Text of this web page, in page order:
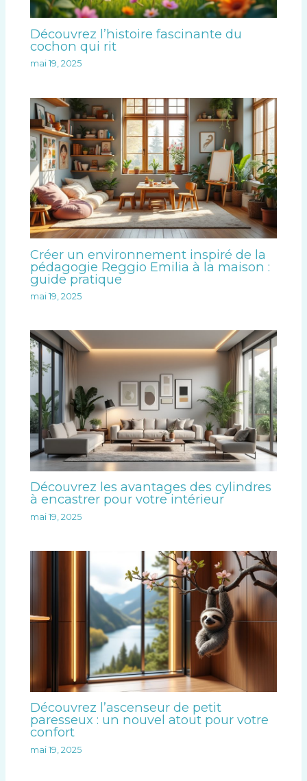
Découvrez l’histoire fascinante du
cochon qui rit
mai 19, 2025
Créer un environnement inspiré de la
pédagogie Reggio Emilia à la maison :
guide pratique
mai 19, 2025
Découvrez les avantages des cylindres
à encastrer pour votre intérieur
mai 19, 2025
Découvrez l’ascenseur de petit
paresseux : un nouvel atout pour votre
confort
mai 19, 2025